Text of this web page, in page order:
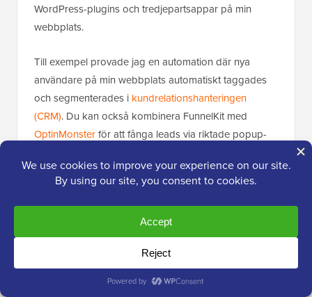
WordPress-plugins och tredjepartsappar på min
webbplats.
Till exempel provade jag en automation där nya
användare på min webbplats automatiskt taggades
och segmenterades i kundrelationshanteringen
(CRM). Du kan också kombinera FunnelKit med
OptinMonsterför att fånga leads via riktade popup-
postsekvens.